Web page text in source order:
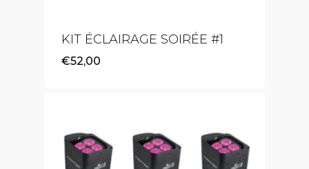
KIT ÉCLAIRAGE SOIRÉE #1
€52,00